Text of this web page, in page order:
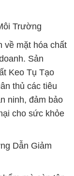
Trường
về mặt hóa chất
Sản
Keo Tụ Tạo
thủ các tiêu
ninh, đảm bảo
cho sức khỏe
Dẫn Giảm